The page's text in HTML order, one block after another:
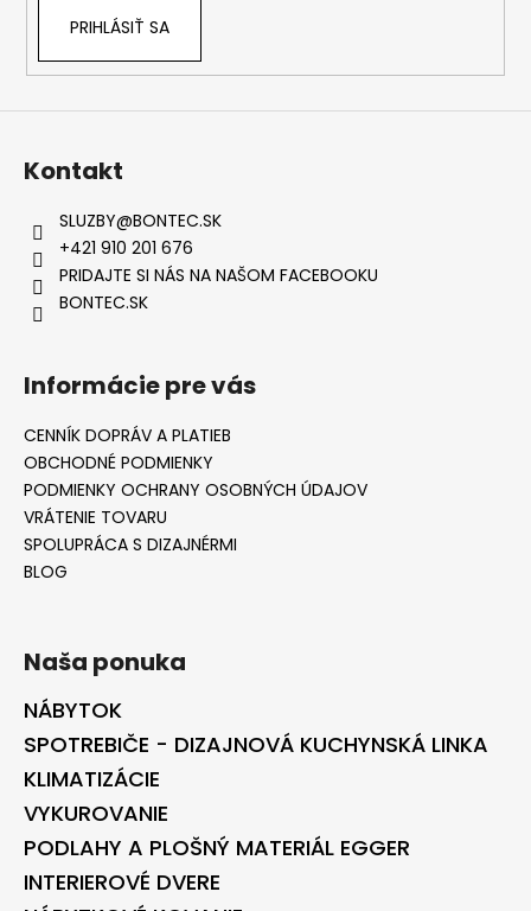
PRIHLÁSIŤ SA
Kontakt
SLUZBY@BONTEC.SK
+421 910 201 676
PRIDAJTE SI NÁS NA NAŠOM FACEBOOKU
BONTEC.SK
Informácie pre vás
CENNÍK DOPRÁV A PLATIEB
OBCHODNÉ PODMIENKY
PODMIENKY OCHRANY OSOBNÝCH ÚDAJOV
VRÁTENIE TOVARU
SPOLUPRÁCA S DIZAJNÉRMI
BLOG
Naša ponuka
NÁBYTOK
SPOTREBIČE - DIZAJNOVÁ KUCHYNSKÁ LINKA
KLIMATIZÁCIE
VYKUROVANIE
PODLAHY A PLOŠNÝ MATERIÁL EGGER
INTERIEROVÉ DVERE